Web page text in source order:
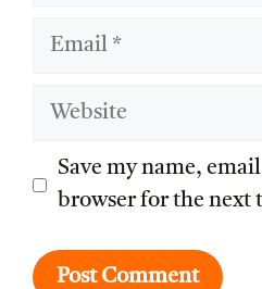
Email
Website
Save my name,
browser for the next